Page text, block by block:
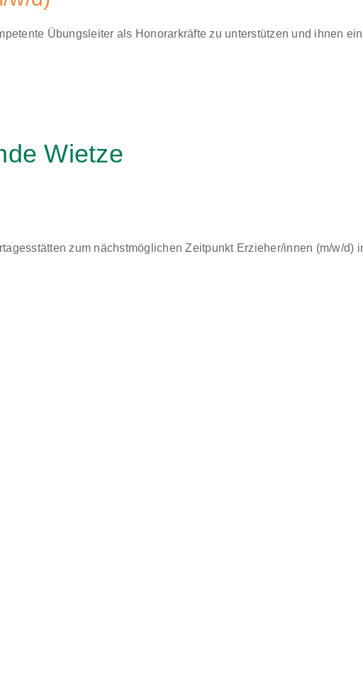
Übungsleiter als Honorarkräfte zu unterstützen und ihnen
Wietze
zum nächstmöglichen Zeitpunkt Erzieher/innen (m/w/d)